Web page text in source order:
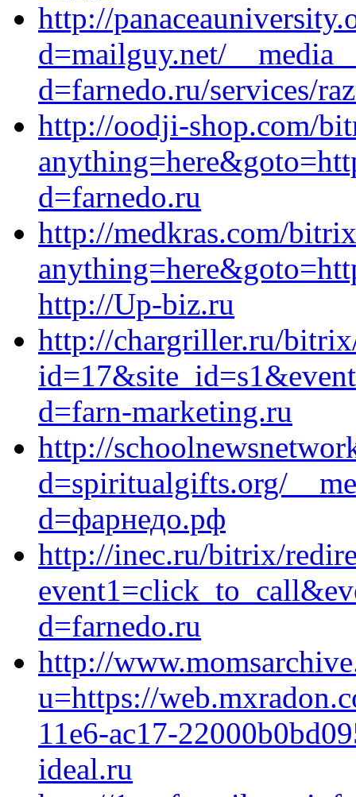
http://
d=mailguy.net/
d=farnedo.ru/services/
http://oodji-shop.com/
d=farnedo.ru
http://medkras.com/
http://Up-biz.ru
http://chargriller.ru/
d=farn-marketing.ru
http://
d=spiritualgifts.org/
d=фарнедо.рф
http://inec.ru/bitrix/
d=farnedo.ru
http://
u=https://
11e6-ac17-
ideal.ru